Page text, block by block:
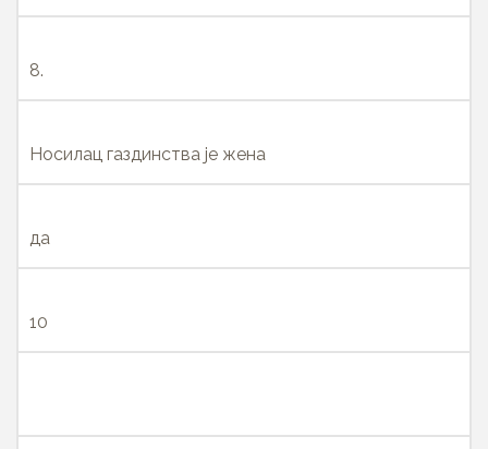
8.
Носилац газдинства је жена
да
10